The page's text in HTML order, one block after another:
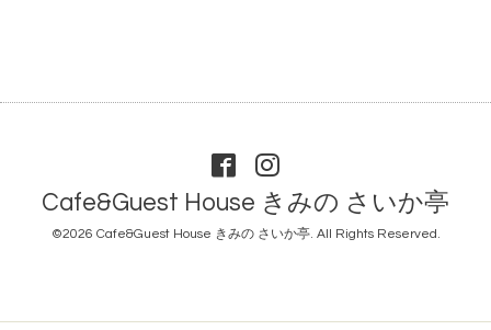
Cafe&Guest House きみの さいか亭
©2026 Cafe&Guest House きみの さいか亭. All Rights Reserved.